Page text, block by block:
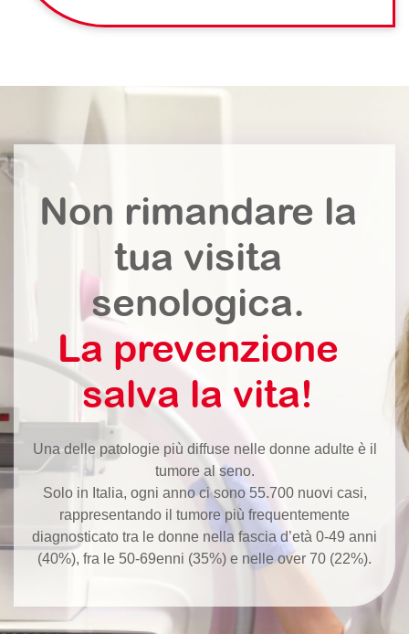
Non rimandare la
tua visita
senologica.
La prevenzione
salva la vita!
Una delle patologie più diffuse nelle donne adulte è il
tumore al seno.
Solo in Italia, ogni anno ci sono 55.700 nuovi casi,
rappresentando il tumore più frequentemente
diagnosticato tra le donne nella fascia d’età 0-49 anni
(40%), fra le 50-69enni (35%) e nelle over 70 (22%).